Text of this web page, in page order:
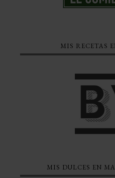
MIS RECETAS
MIS DULCES EN